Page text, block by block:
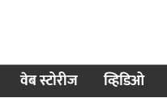
वेब स्टोरीज व्हिडिओ